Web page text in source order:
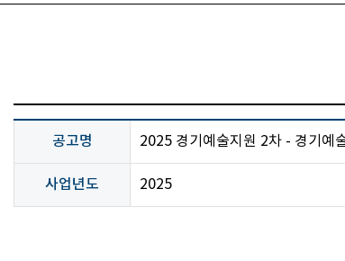
공고명 2025 경기예술지원 2차 - 경기예
사업년도 2025